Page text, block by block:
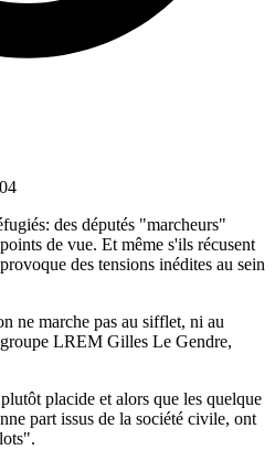
des députés "marcheurs"
de vue. Et même s'ils récusent
des tensions inédites au sein
ne marche pas au sifflet, ni au
LREM Gilles Le Gendre,
placide et alors que les quelque
part issus de la société civile, ont